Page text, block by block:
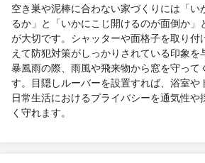
空き巣や泥棒に合わない家づくりには「い
るか」と「いかにこじ開けるのが面倒か」
が大切です。シャッターや面格子を取り付
えて防犯対策がしっかりされている印象
暴風雨の際、雨風や飛来物から窓を守って
す。目隠しルーバーを設置すれば、浴室や
日常生活におけるプライバシーを通気性や
く守れます。